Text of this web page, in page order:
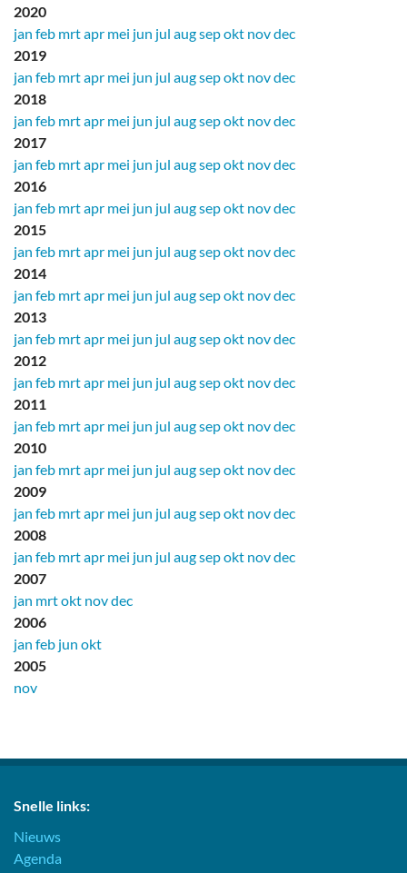
2020
jan feb mrtapr mei jun jul augsepokt novdec
2019
jan feb mrtapr mei jun jul augsepokt novdec
2018
jan feb mrtapr mei jun jul augsepokt novdec
2017
jan feb mrtapr mei jun jul augsepokt novdec
2016
jan feb mrtapr mei jun jul augsepokt novdec
2015
jan feb mrtapr mei jun jul augsepokt novdec
2014
jan feb mrtapr mei jun jul augsepokt novdec
2013
jan feb mrtapr mei jun jul augsepokt novdec
2012
jan feb mrtapr mei jun jul augsepokt novdec
2011
jan feb mrtapr mei jun jul augsepokt novdec
2010
jan feb mrtapr mei jun jul augsepokt novdec
2009
jan feb mrtapr mei jun jul augsepokt novdec
2008
jan feb mrtapr mei jun jul augsepokt novdec
2007
jan mrtokt novdec
2006
jan feb jun okt
2005
nov
Snelle links:
Nieuws
Agenda